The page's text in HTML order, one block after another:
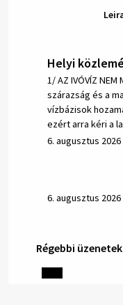
Helyi
1/ AZ IVÓVÍZ NEM
szárazság és a
vízbázisok
ezért arra kéri a
6. augusztus 2026
6. augusztus 2026
Helyi
Gyászhirdetés:
Régebbi üzenetek